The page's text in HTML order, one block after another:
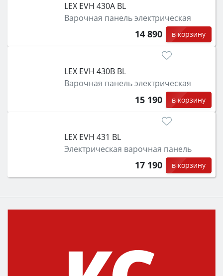
LEX EVH 430A BL
Варочная панель электрическая
14 890 в корзину
LEX EVH 430B BL
Варочная панель электрическая
15 190 в корзину
LEX EVH 431 BL
Электрическая варочная панель
17 190 в корзину